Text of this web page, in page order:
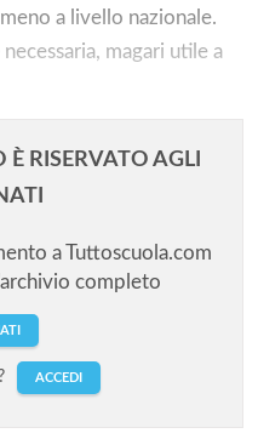
a livello nazionale.
magari utile a
RISERVATO AGLI
a Tuttoscuola.com
completo
ACCEDI